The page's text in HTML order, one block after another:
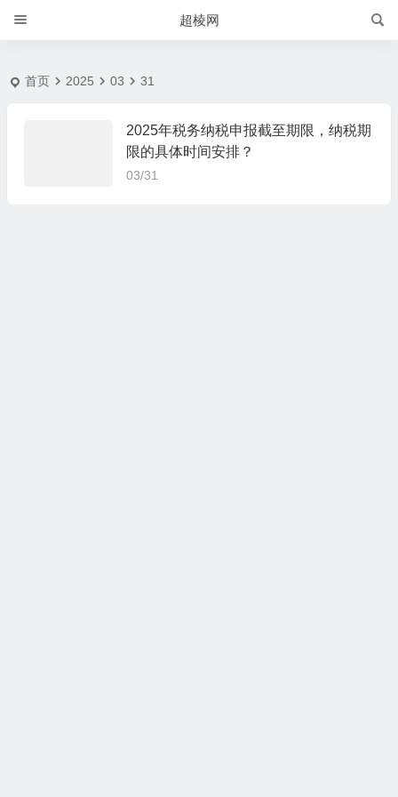
超棱网
首页 2025 03 31
2025年税务纳税申报截至期限，纳税期
限的具体时间安排？
03/31